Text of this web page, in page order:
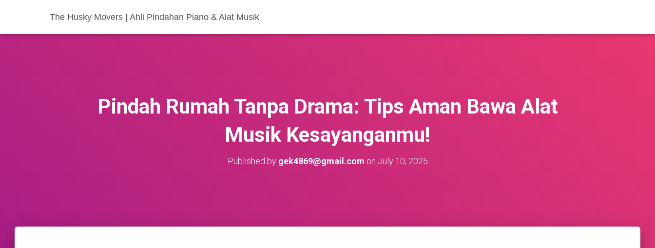
The Husky Movers | Ahli Pindahan Piano & Alat Musik
Pindah Rumah Tanpa Drama: Tips Aman Bawa Alat
Musik Kesayanganmu!
Published by gek4869@gmail.com on July 10, 2025